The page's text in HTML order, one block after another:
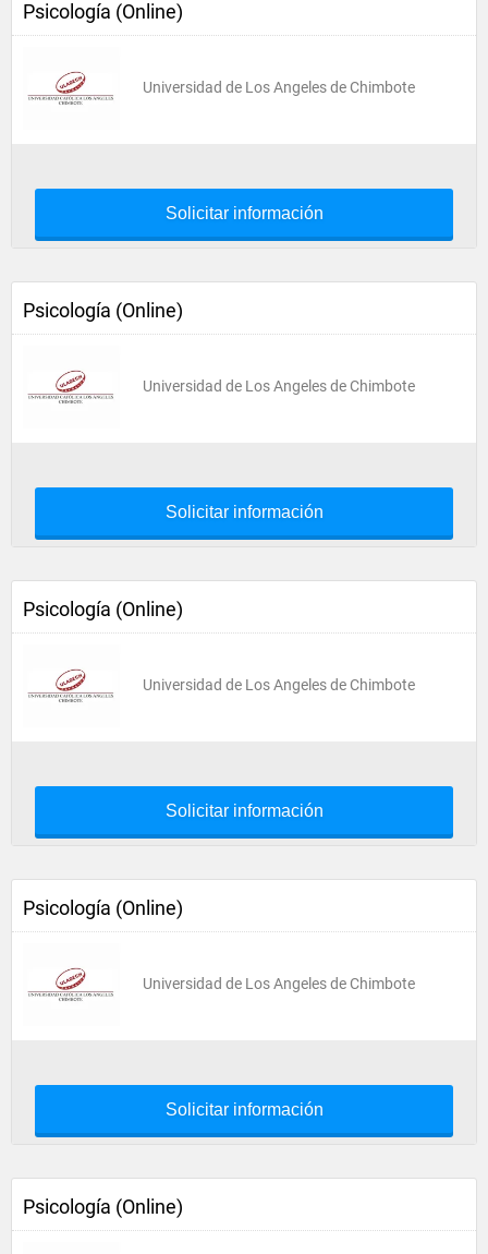
Psicología (Online)
Universidad de Los Angeles de Chimbote
Solicitar información
Psicología (Online)
Universidad de Los Angeles de Chimbote
Solicitar información
Psicología (Online)
Universidad de Los Angeles de Chimbote
Solicitar información
Psicología (Online)
Universidad de Los Angeles de Chimbote
Solicitar información
Psicología (Online)